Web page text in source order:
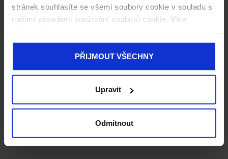
stránek souhlasíte se všemi soubory cookie v souladu s
našimi zásadami používání souborů cookie. Více
PŘIJMOUT VŠECHNY
Upravit
Odmítnout